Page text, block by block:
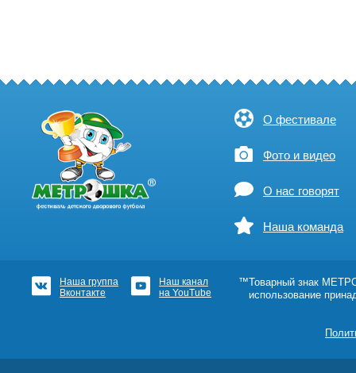
О фестивале
Фото и видео
О нас говорят
Наша команда
Наша группа
Вконтакте
Наш канал
на YouTube
™Товарный знак
использование